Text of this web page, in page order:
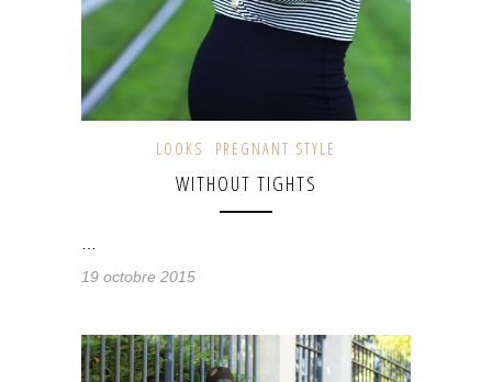
LOOKS PREGNANT STYLE
WITHOUT TIGHTS
19 octobre 2015